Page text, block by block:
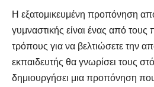
Η εξατομικευμένη προπόνηση
γυμναστικής είναι ένας από τους
τρόπους για να βελτιώσετε την
εκπαιδευτής θα γνωρίσει τους
δημιουργήσει μια προπόνηση